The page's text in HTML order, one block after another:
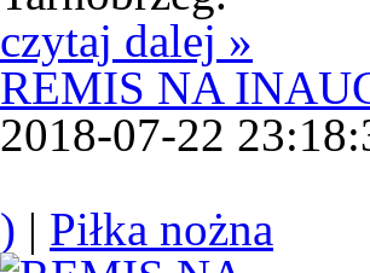
czytaj dalej »
REMIS NA
2018-07-22
) | Piłka nożna